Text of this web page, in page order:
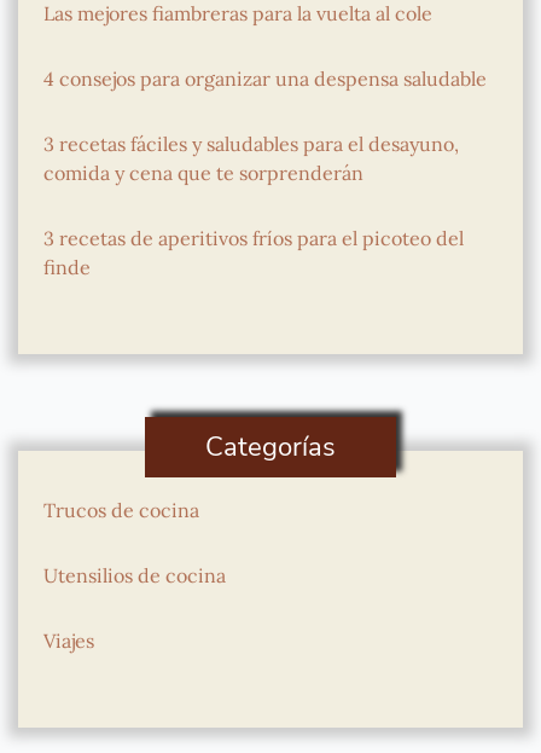
Las mejores fiambreras para la vuelta al cole
4 consejos para organizar una despensa saludable
3 recetas fáciles y saludables para el desayuno,
comida y cena que te sorprenderán
3 recetas de aperitivos fríos para el picoteo del
finde
Categorías
Trucos de cocina
Utensilios de cocina
Viajes